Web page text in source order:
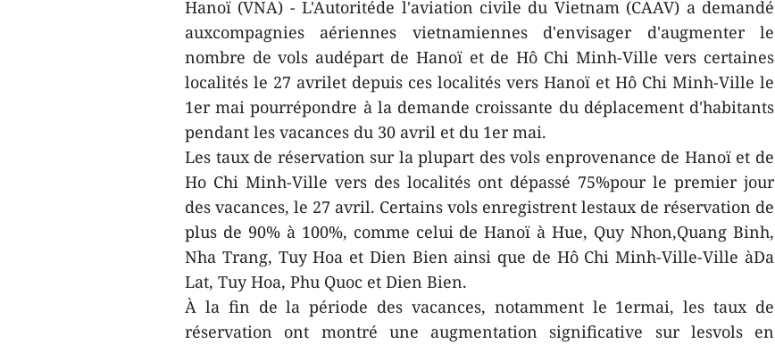
Hanoï (VNA) - L'Autoritéde l'aviation civile du Vietnam (CAAV) a demandé
auxcompagnies aériennes vietnamiennes d'envisager d'augmenter le
nombre de vols audépart de Hanoï et de Hô Chi Minh-Ville vers certaines
localités le 27 avrilet depuis ces localités vers Hanoï et Hô Chi Minh-Ville le
1er mai pourrépondre à la demande croissante du déplacement d'habitants
pendant les vacances du 30 avril et du 1er mai.
Les taux de réservation sur la plupart des vols enprovenance de Hanoï et de
Ho Chi Minh-Ville vers des localités ont dépassé 75%pour le premier jour
des vacances, le 27 avril. Certains vols enregistrent lestaux de réservation de
plus de 90% à 100%, comme celui de Hanoï à Hue, Quy Nhon,Quang Binh,
Nha Trang, Tuy Hoa et Dien Bien ainsi que de Hô Chi Minh-Ville-Ville àDa
Lat, Tuy Hoa, Phu Quoc et Dien Bien.
À la fin de la période des vacances, notamment le 1ermai, les taux de
réservation ont montré une augmentation significative sur lesvols en